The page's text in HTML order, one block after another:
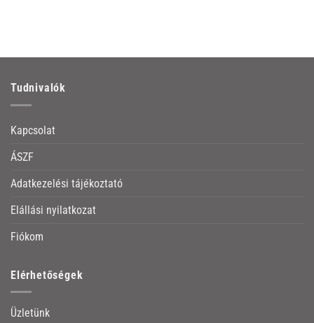
Tudnivalók
Kapcsolat
ÁSZF
Adatkezelési tájékoztató
Elállási nyilatkozat
Fiókom
Elérhetőségek
Üzletünk